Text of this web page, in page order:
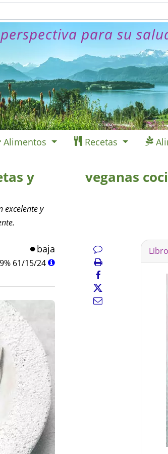
para su
Alimentos Recetas
y
excelente y
veganas
baja
61/15/24
Libro